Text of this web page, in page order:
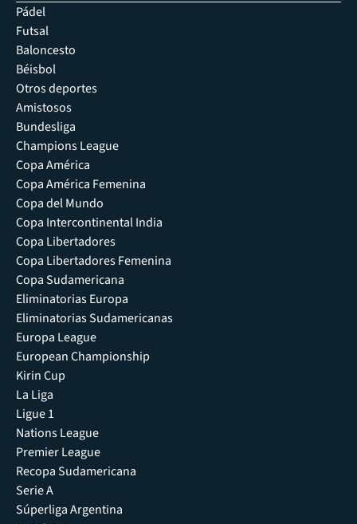
Pádel
Futsal
Baloncesto
Béisbol
Otros deportes
Amistosos
Bundesliga
Champions League
Copa América
Copa América Femenina
Copa del Mundo
Copa Intercontinental India
Copa Libertadores
Copa Libertadores Femenina
Copa Sudamericana
Eliminatorias Europa
Eliminatorias Sudamericanas
Europa League
European Championship
Kirin Cup
La Liga
Ligue 1
Nations League
Premier League
Recopa Sudamericana
Serie A
Súperliga Argentina